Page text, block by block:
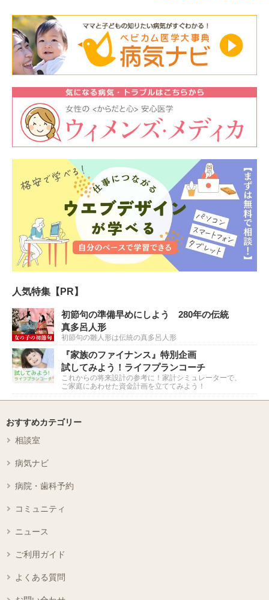
人気特集【PR】
初節句の準備早めにしよう 280年の伝統
真多呂人形
初節句の雛人形は伝統の真多呂人形
『家族のファイナンス』特別企画
試してみよう！ライフプランコーチ
これからの将来設計の参考に！家計シミュレーターで、
ご家庭にあわせた資金計画を立ててみよう！
おすすめカテゴリー
相談室
病気ナビ
病院・歯科予約
コミュニティ
ニュース
ご利用ガイド
よくある質問